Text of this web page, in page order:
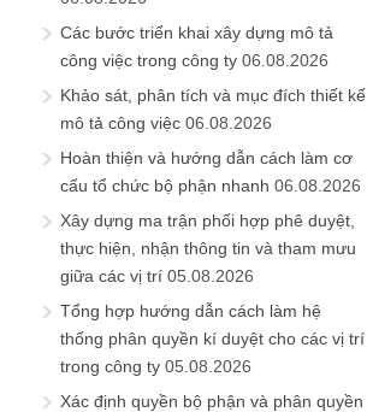
Các bước triển khai xây dựng mô tả
công việc trong công ty 06.08.2026
Khảo sát, phân tích và mục đích thiết kế
mô tả công việc 06.08.2026
Hoàn thiện và hướng dẫn cách làm cơ
cấu tổ chức bộ phận nhanh 06.08.2026
Xây dựng ma trận phối hợp phê duyệt,
thực hiện, nhận thông tin và tham mưu
giữa các vị trí 05.08.2026
Tổng hợp hướng dẫn cách làm hệ
thống phân quyền kí duyệt cho các vị trí
trong công ty 05.08.2026
Xác định quyền bộ phận và phân quyền